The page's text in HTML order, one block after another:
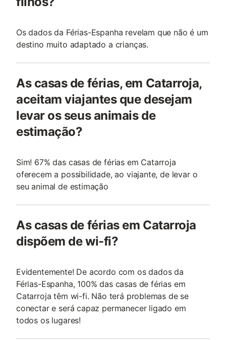
Os dados da Férias-Espanha revelam que não é um
destino muito adaptado a crianças.
As casas de férias, em Catarroja,
aceitam viajantes que desejam
levar os seus animais de
estimação?
Sim! 67% das casas de férias em Catarroja
oferecem a possibilidade, ao viajante, de levar o
seu animal de estimação
As casas de férias em Catarroja
dispõem de wi-fi?
Evidentemente! De acordo com os dados da
Férias-Espanha, 100% das casas de férias em
Catarroja têm wi-fi. Não terá problemas de se
conectar e será capaz permanecer ligado em
todos os lugares!